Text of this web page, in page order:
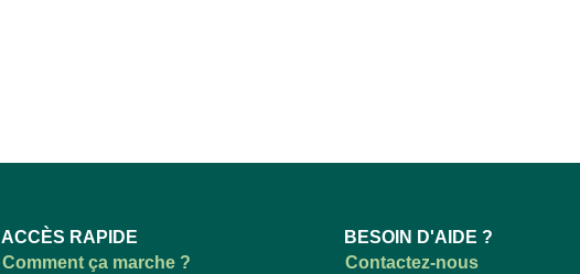
ACCÈS RAPIDE
Comment ça marche ?
BESOIN D'AIDE ?
Contactez-nous